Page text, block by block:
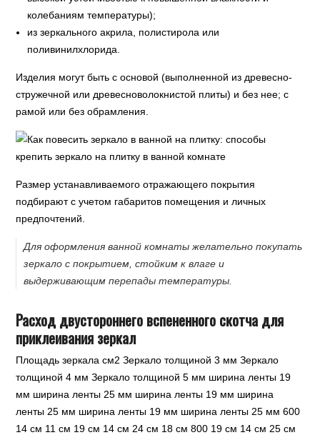
колебаниям температуры);
из зеркального акрила, полистирола или
поливинилхлорида.
Изделия могут быть с основой (выполненной из древесно-
стружечной или древесноволокнистой плиты) и без нее; с
рамой или без обрамления.
Размер устанавливаемого отражающего покрытия
подбирают с учетом габаритов помещения и личных
предпочтений.
Для оформления ванной комнаты желательно покупать
зеркало с покрытием, стойким к влаге и
выдерживающим перепады температуры.
Расход двустороннего вспененного скотча для
приклеивания зеркал
Площадь зеркала см2 Зеркало толщиной 3 мм Зеркало
толщиной 4 мм Зеркало толщиной 5 мм ширина ленты 19
мм ширина ленты 25 мм ширина ленты 19 мм ширина
ленты 25 мм ширина ленты 19 мм ширина ленты 25 мм 600
14 см 11 см 19 см 14 см 24 см 18 см 800 19 см 14 см 25 см